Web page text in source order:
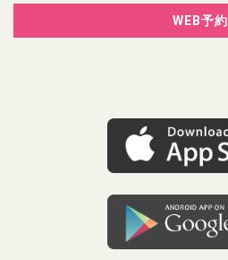
WEB予約